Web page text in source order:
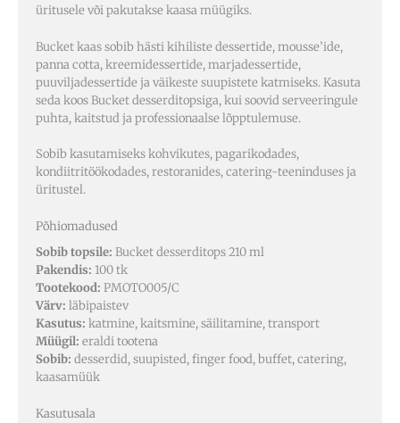
üritusele või pakutakse kaasa müügiks.
Bucket kaas sobib hästi kihiliste dessertide, mousse’ide,
panna cotta, kreemidessertide, marjadessertide,
puuviljadessertide ja väikeste suupistete katmiseks. Kasuta
seda koos Bucket desserditopsiga, kui soovid serveeringule
puhta, kaitstud ja professionaalse lõpptulemuse.
Sobib kasutamiseks kohvikutes, pagarikodades,
kondiitritöökodades, restoranides, catering-teeninduses ja
üritustel.
Põhiomadused
Sobib topsile: Bucket desserditops 210 ml
Pakendis: 100 tk
Tootekood: PMOTO005/C
Värv: läbipaistev
Kasutus: katmine, kaitsmine, säilitamine, transport
Müügil: eraldi tootena
Sobib: desserdid, suupisted, finger food, buffet, catering,
kaasamüük
Kasutusala